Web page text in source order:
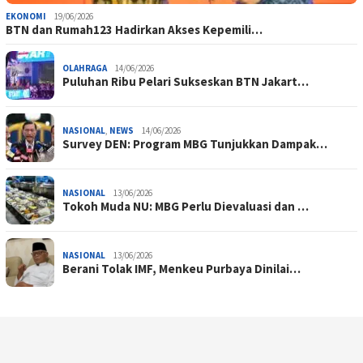
EKONOMI 19/06/2026
BTN dan Rumah123 Hadirkan Akses Kepemili…
OLAHRAGA 14/06/2026
Puluhan Ribu Pelari Sukseskan BTN Jakart…
NASIONAL NEWS 14/06/2026
Survey DEN: Program MBG Tunjukkan Dampak…
NASIONAL 13/06/2026
Tokoh Muda NU: MBG Perlu Dievaluasi dan …
NASIONAL 13/06/2026
Berani Tolak IMF, Menkeu Purbaya Dinilai…